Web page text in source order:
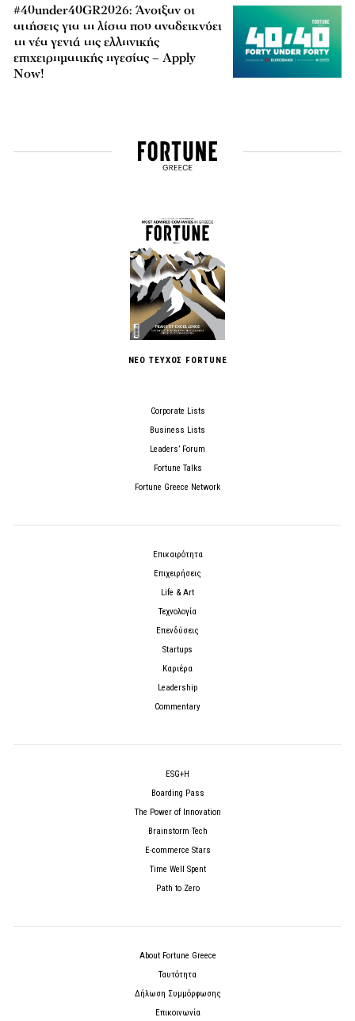
#40under40GR2026: Άνοιξαν οι
αιτήσεις για τη λίστα που αναδεικνύει
τη νέα γενιά της ελληνικής
επιχειρηματικής ηγεσίας – Apply
Now!
ΝΕΟ ΤΕΥΧΟΣ FORTUNE
Corporate Lists
Business Lists
Leaders’ Forum
Fortune Talks
Fortune Greece Network
Επικαιρότητα
Επιχειρήσεις
Life & Art
Τεχνολογία
Επενδύσεις
Startups
Καριέρα
Leadership
Commentary
ESG+H
Boarding Pass
The Power of Innovation
Brainstorm Tech
E-commerce Stars
Time Well Spent
Path to Zero
About Fortune Greece
Ταυτότητα
Δήλωση Συμμόρφωσης
Επικοινωνία